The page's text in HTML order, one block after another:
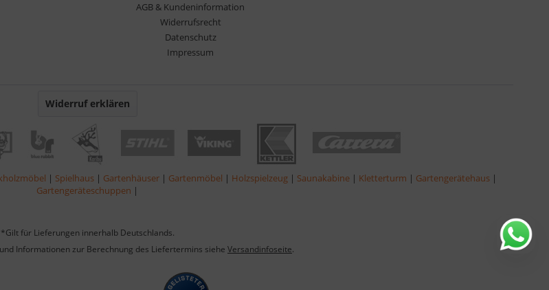
AGB & Kundeninformation
Widerrufsrecht
Datenschutz
Impressum
Widerruf erklären
| Spielhaus | Gartenhäuser | Gartenmöbel | Holzspielzeug | Saunakabine | Kletterturm | Gartengerätehaus |
Gartengeräteschuppen |
*Gilt für Lieferungen innerhalb Deutschlands.
Informationen zur Berechnung des Liefertermins siehe Versandinfoseite.